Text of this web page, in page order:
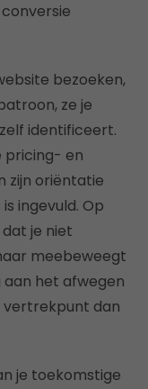
bezoeken,
ze je
identificeert.
pricing- en
zijn oriëntatie
ingevuld. Op
je niet
meebeweegt
het afwegen
vertrekpunt dan
je toekomstige